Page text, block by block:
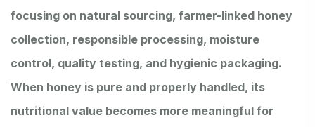
focusing on natural sourcing, farmer-linked honey
collection, responsible processing, moisture
control, quality testing, and hygienic packaging.
When honey is pure and properly handled, its
nutritional value becomes more meaningful for